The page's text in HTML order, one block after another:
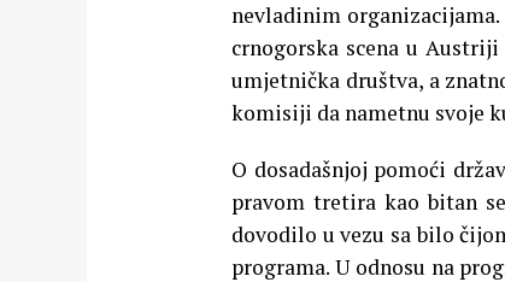
nevladinim
crnogorska scena u
umjetnička društva, a
komisiji da nametnu svoje
O dosadašnjoj pomoći
pravom tretira kao bitan
dovodilo u vezu sa bilo
programa. U odnosu na